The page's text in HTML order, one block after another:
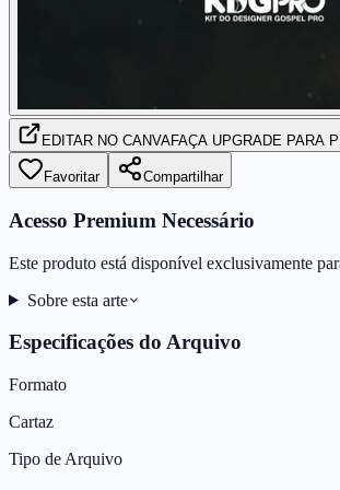
EDITAR NO CANVAFAÇA UPGRADE PARA
Favoritar Compartilhar
Acesso Premium Necessário
Este produto está disponível exclusivamente
Sobre esta arte
Especificações do Arquivo
Formato
Cartaz
Tipo de Arquivo